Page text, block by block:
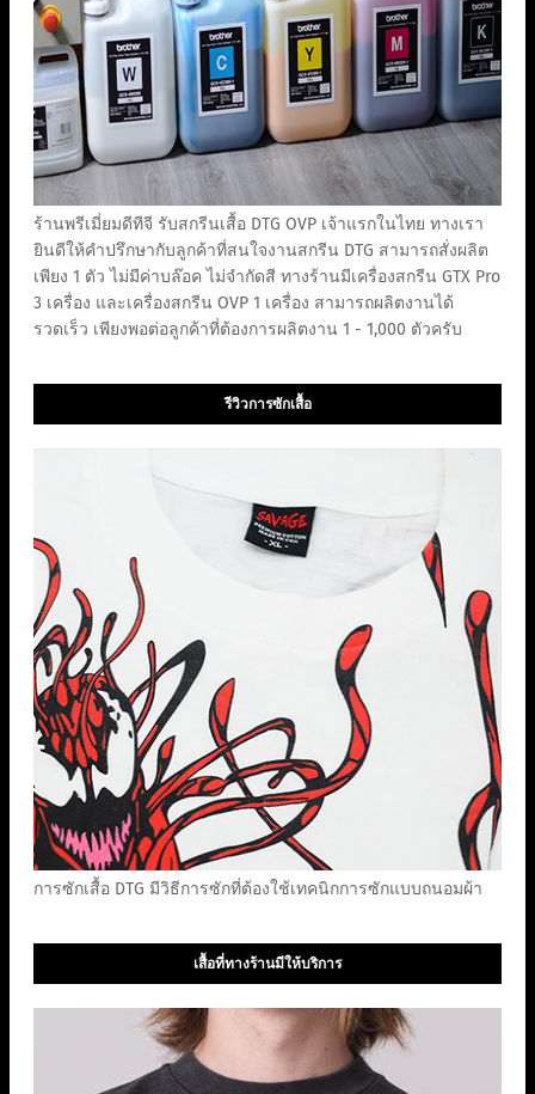
ร้านพรีเมี่ยมดีทีจี รับสกรีนเสื้อ DTG OVP เจ้าแรกในไทย ทางเรา
ยินดีให้คำปรึกษากับลูกค้าที่สนใจงานสกรีน DTG สามารถสั่งผลิต
เพียง 1 ตัว ไม่มีค่าบล๊อค ไม่จำกัดสี ทางร้านมีเครื่องสกรีน GTX Pro
3 เครื่อง และเครื่องสกรีน OVP 1 เครื่อง สามารถผลิตงานได้
รวดเร็ว เพียงพอต่อลูกค้าที่ต้องการผลิตงาน 1 - 1,000 ตัวครับ
รีวิวการซักเสื้อ
การซักเสื้อ DTG มีวิธีการซักที่ต้องใช้เทคนิกการซักแบบถนอมผ้า
เสื้อที่ทางร้านมีให้บริการ